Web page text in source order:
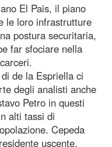
El Pais, il piano
le loro infrastrutture
postura securitaria,
far sfociare nella
de la Espriella ci
degli analisti anche
Petro in questi
alti tassi di
Cepeda
uscente,